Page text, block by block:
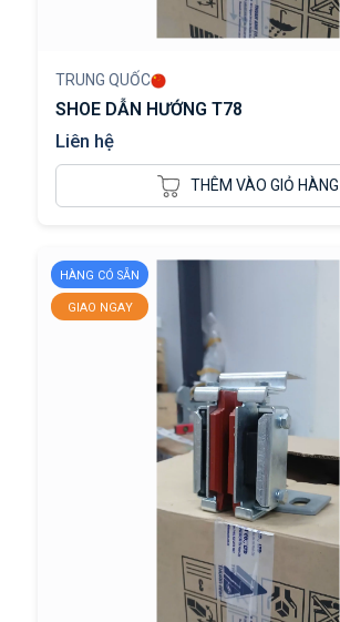
TRUNG QUỐC
SHOE DẪN HƯỚNG T78
Liên hệ
THÊM VÀO GIỎ HÀNG
HÀNG CÓ SẴN
GIAO NGAY